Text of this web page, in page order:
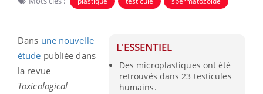
L'ESSENTIEL
Des microplastiques ont été
retrouvés dans 23 testicules
humains.
Dans une nouvelle
étude publiée dans
la revue
Toxicological